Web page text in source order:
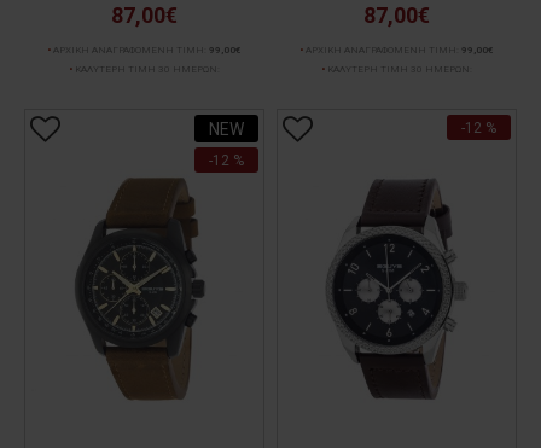
87,00€
ΑΡΧΙΚΗ ΑΝΑΓΡΑΦΟΜΕΝΗ ΤΙΜΗ:
99,00€
ΚΑΛΥΤΕΡΗ ΤΙΜΗ 30 ΗΜΕΡΩΝ:
87,00€
ΑΡΧΙΚΗ ΑΝΑΓΡΑΦΟΜΕΝΗ ΤΙΜΗ:
99,00€
ΚΑΛΥΤΕΡΗ ΤΙΜΗ 30 ΗΜΕΡΩΝ:
NEW
-12 %
-12 %